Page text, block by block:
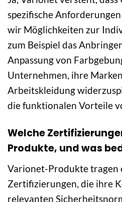
spezifische
wir Möglichkeiten zur
zum Beispiel das
Anpassung von
Unternehmen, ihre
Arbeitskleidung
die funktionalen Vorteile
Welche
Produkte, und was
Varionet-Produkte tragen
Zertifizierungen, die ihre
relevanten